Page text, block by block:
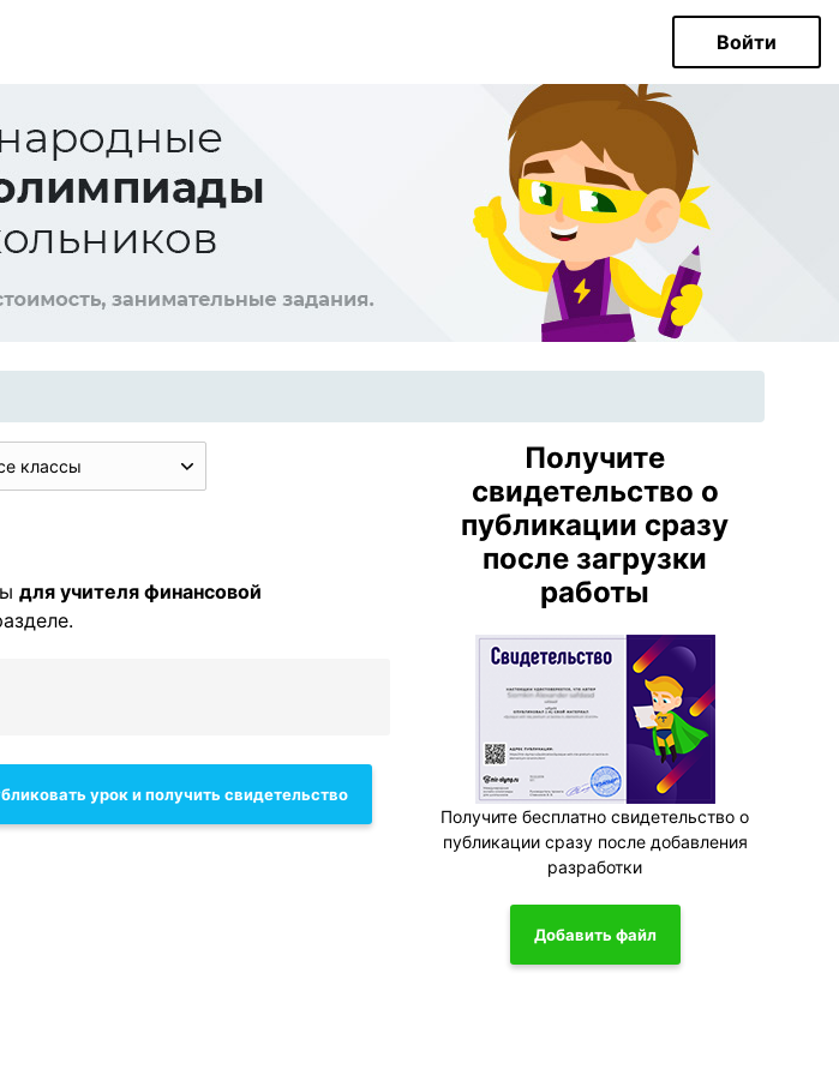
Войти
классы
для учителя финансовой
урок и получить свидетельство
Получите
свидетельство о
публикации сразу
после загрузки
работы
Получите бесплатно свидетельство о
публикации сразу после добавления
разработки
Добавить файл